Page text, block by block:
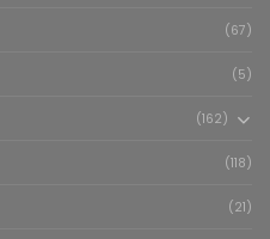
(67)
(5)
(162)
(118)
(21)